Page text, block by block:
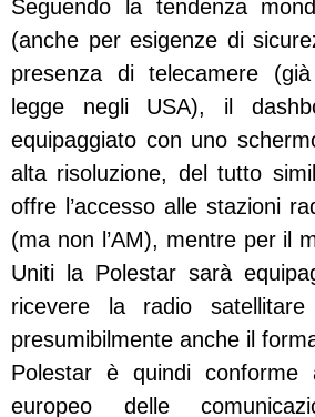
Seguendo la tendenza
(anche per esigenze di
presenza di telecamere
legge negli USA), il
equipaggiato con uno
alta risoluzione, del tutto
offre l’accesso alle stazioni
(ma non l’AM), mentre per il
Uniti la Polestar sarà
ricevere la radio
presumibilmente anche il
Polestar è quindi conforme
europeo delle